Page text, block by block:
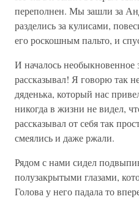
переполнен. Мы зашли за
разделись за кулисами,
его роскошным пальто, и
И началось необыкновенное
рассказывал! Я говорю так
дяденька, который нас
никогда в жизни не видел,
рассказывал от себя так
смеялись и даже ржали.
Рядом с нами сидел
полузакрытыми глазами,
Голова у него падала то